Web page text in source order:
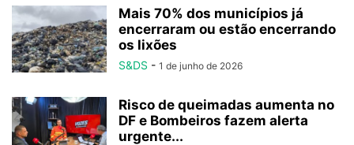
Mais 70% dos municípios já
encerraram ou estão encerrando
os lixões
S&DS - 1 de junho de 2026
Risco de queimadas aumenta no
DF e Bombeiros fazem alerta
urgente...